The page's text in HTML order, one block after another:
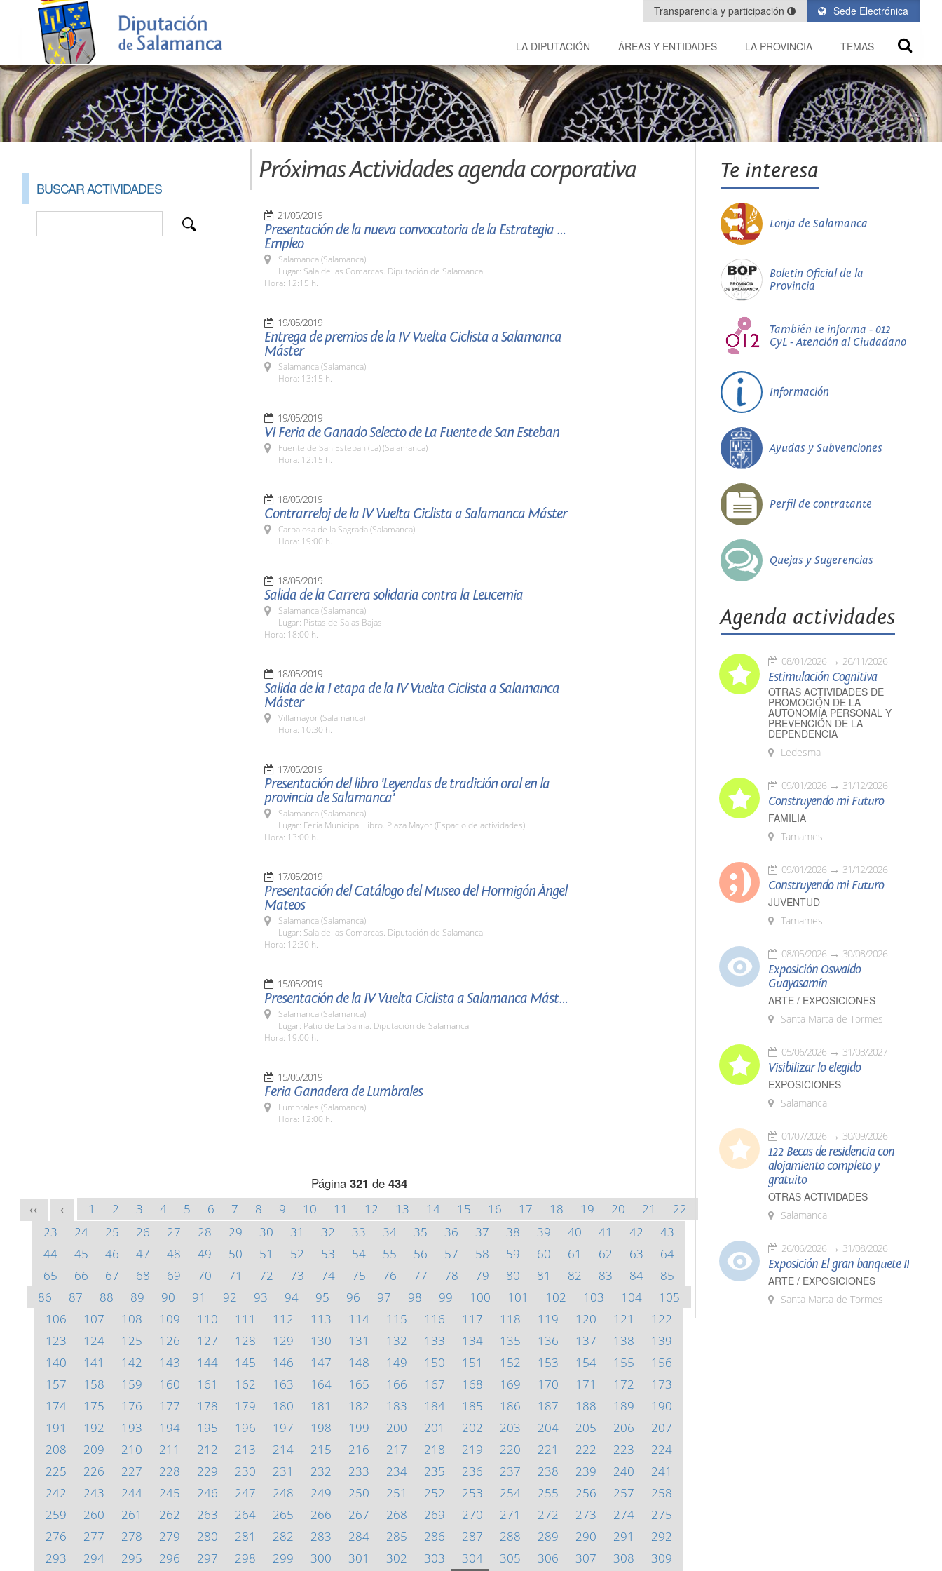
Sede Electrónica
Transparencia y participación
LA DIPUTACIÓN ÁREAS Y ENTIDADES LA PROVINCIA TEMAS
BUSCAR ACTIVIDADES
Próximas Actividades agenda corporativa
21/05/2019
Presentación de la nueva convocatoria de la Estrategia de
Empleo
Salamanca (Salamanca)
Lugar: Sala de las Comarcas. Diputación de Salamanca
Hora: 12:15 h.
19/05/2019
Entrega de premios de la IV Vuelta Ciclista a Salamanca
Máster
Salamanca (Salamanca)
Hora: 13:15 h.
19/05/2019
VI Feria de Ganado Selecto de La Fuente de San Esteban
Fuente de San Esteban (La) (Salamanca)
Hora: 12:15 h.
18/05/2019
Contrarreloj de la IV Vuelta Ciclista a Salamanca Máster
Carbajosa de la Sagrada (Salamanca)
Hora: 19:00 h.
18/05/2019
Salida de la Carrera solidaria contra la Leucemia
Salamanca (Salamanca)
Lugar: Pistas de Salas Bajas
Hora: 18:00 h.
18/05/2019
Salida de la I etapa de la IV Vuelta Ciclista a Salamanca
Máster
Villamayor (Salamanca)
Hora: 10:30 h.
17/05/2019
Presentación del libro 'Leyendas de tradición oral en la
provincia de Salamanca'
Salamanca (Salamanca)
Lugar: Feria Municipal Libro. Plaza Mayor (Espacio de actividades)
Hora: 13:00 h.
17/05/2019
Presentación del Catálogo del Museo del Hormigón Ángel
Mateos
Salamanca (Salamanca)
Lugar: Sala de las Comarcas. Diputación de Salamanca
Hora: 12:30 h.
15/05/2019
Presentación de la IV Vuelta Ciclista a Salamanca Máster
Salamanca (Salamanca)
Lugar: Patio de La Salina. Diputación de Salamanca
Hora: 19:00 h.
15/05/2019
Feria Ganadera de Lumbrales
Lumbrales (Salamanca)
Hora: 12:00 h.
Página 321 de 434
<< < 1 2 3 4 5 6 7 8 9 10 11 12 13 14 15 16 17 18 19 20 21
22
23
24 25 26 27 28 29 30 31 32 33 34 35 36 37 38 39 40 41 42
43
44
45 46 47 48 49 50 51 52 53 54 55 56 57 58 59 60 61 62 63
64
65
66 67 68 69 70 71 72 73 74 75 76 77 78 79 80 81 82 83 84
85
86
87 88 89 90 91 92 93 94 95 96 97 98 99 100 101 102 103 104
105
106
107 108 109 110 111 112 113 114 115 116 117 118 119 120 121
122
123
124 125 126 127 128 129 130 131 132 133 134 135 136 137 138
139
140
141 142 143 144 145 146 147 148 149 150 151 152 153 154 155
156
157
158 159 160 161 162 163 164 165 166 167 168 169 170 171 172
173
174
175 176 177 178 179 180 181 182 183 184 185 186 187 188 189
190
191
192 193 194 195 196 197 198 199 200 201 202 203 204 205 206
207
208
209 210 211 212 213 214 215 216 217 218 219 220 221 222 223
224
225
226 227 228 229 230 231 232 233 234 235 236 237 238 239 240
241
242
243 244 245 246 247 248 249 250 251 252 253 254 255 256 257
258
259
260 261 262 263 264 265 266 267 268 269 270 271 272 273 274
275
276
277 278 279 280 281 282 283 284 285 286 287 288 289 290 291
292
293
294 295 296 297 298 299 300 301 302 303 304 305 306 307 308 309
Te interesa
Lonja de Salamanca
Boletín Oficial de la
Provincia
También te informa - 012
CyL - Atención al Ciudadano
Información
Ayudas y Subvenciones
Perfil de contratante
Quejas y Sugerencias
Agenda actividades
08/01/2026 26/11/2026
Estimulación Cognitiva
OTRAS ACTIVIDADES DE
PROMOCIÓN DE LA
AUTONOMÍA PERSONAL Y
PREVENCIÓN DE LA
DEPENDENCIA
Ledesma
09/01/2026 31/12/2026
Construyendo mi Futuro
FAMILIA
Tamames
09/01/2026 31/12/2026
Construyendo mi Futuro
JUVENTUD
Tamames
08/05/2026 30/08/2026
Exposición Oswaldo
Guayasamín
ARTE / EXPOSICIONES
Santa Marta de Tormes
05/06/2026 31/03/2027
Visibilizar lo elegido
EXPOSICIONES
Salamanca
01/07/2026 30/09/2026
122 Becas de residencia con
alojamiento completo y
gratuito
OTRAS ACTIVIDADES
Salamanca
26/06/2026 31/08/2026
Exposición El gran banquete II
ARTE / EXPOSICIONES
Santa Marta de Tormes